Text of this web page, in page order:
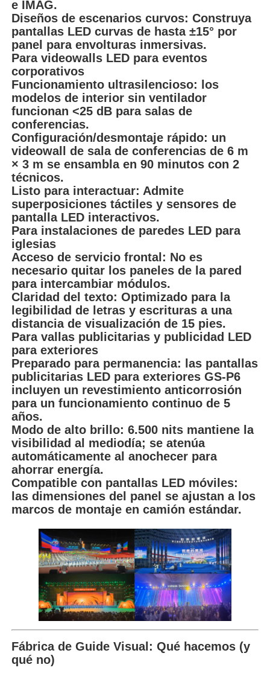
e IMAG.
Diseños de escenarios curvos: Construya
pantallas LED curvas de hasta ±15° por
panel para envolturas inmersivas.
Para videowalls LED para eventos
corporativos
Funcionamiento ultrasilencioso: los
modelos de interior sin ventilador
funcionan <25 dB para salas de
conferencias.
Configuración/desmontaje rápido: un
videowall de sala de conferencias de 6 m
× 3 m se ensambla en 90 minutos con 2
técnicos.
Listo para interactuar: Admite
superposiciones táctiles y sensores de
pantalla LED interactivos.
Para instalaciones de paredes LED para
iglesias
Acceso de servicio frontal: No es
necesario quitar los paneles de la pared
para intercambiar módulos.
Claridad del texto: Optimizado para la
legibilidad de letras y escrituras a una
distancia de visualización de 15 pies.
Para vallas publicitarias y publicidad LED
para exteriores
Preparado para permanencia: las pantallas
publicitarias LED para exteriores GS-P6
incluyen un revestimiento anticorrosión
para un funcionamiento continuo de 5
años.
Modo de alto brillo: 6.500 nits mantiene la
visibilidad al mediodía; se atenúa
automáticamente al anochecer para
ahorrar energía.
Compatible con pantallas LED móviles:
las dimensiones del panel se ajustan a los
marcos de montaje en camión estándar.
Fábrica de Guide Visual: Qué hacemos (y
qué no)